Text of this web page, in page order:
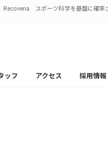
スポーツ科学を基盤に確
ッフ アクセス 採用情報